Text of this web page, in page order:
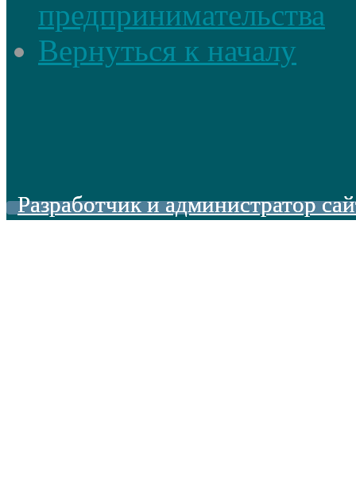
предпринимательства
Вернуться к началу
Разработчик и администратор